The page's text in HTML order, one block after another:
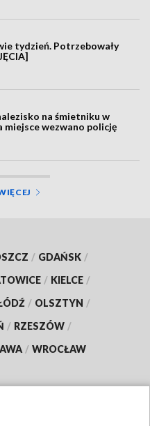
tydzień. Potrzebowały
na śmietniku w
miejsce wezwano policję
/ GDAŃSK /
/ KIELCE /
/ OLSZTYN /
/ RZESZÓW /
/ WROCŁAW